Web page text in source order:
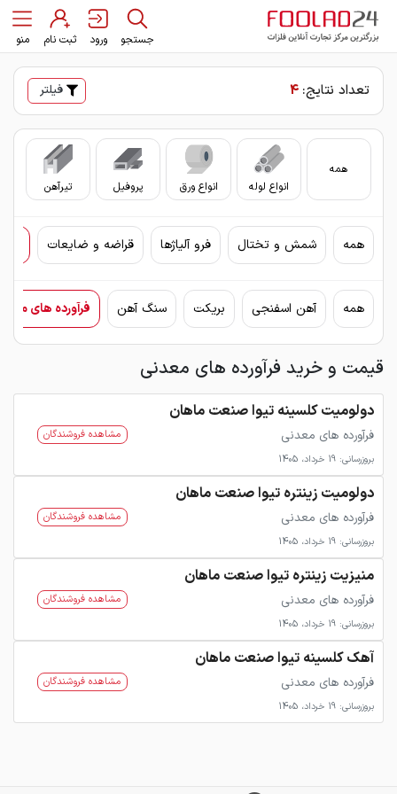
جستجو ورود ثبت نام منو
تعداد نتایج: 4 فیلتر
همه
انواع لوله
انواع ورق پروفیل تیرآهن
همه شمش و تختال فرو آلیاژها قراضه و ضایعات
همه آهن اسفنجی بریکت سنگ آهن فرآورده های
قیمت و خرید فرآورده های معدنی
دولومیت کلسینه تیوا صنعت ماهان
فرآورده های معدنی
بروزرسانی: 19 خرداد، 1405
مشاهده فروشندگان
دولومیت زینتره تیوا صنعت ماهان
فرآورده های معدنی
بروزرسانی: 19 خرداد، 1405
مشاهده فروشندگان
منیزیت زینتره تیوا صنعت ماهان
فرآورده های معدنی
بروزرسانی: 19 خرداد، 1405
مشاهده فروشندگان
آهک کلسینه تیوا صنعت ماهان
فرآورده های معدنی
بروزرسانی: 19 خرداد، 1405
مشاهده فروشندگان